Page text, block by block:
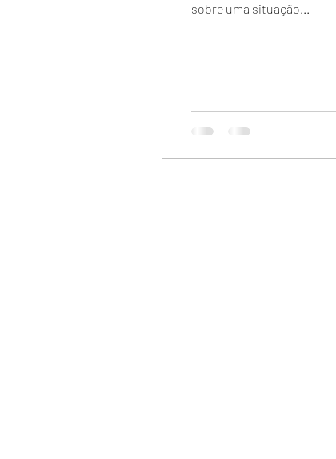
sobre uma situação...